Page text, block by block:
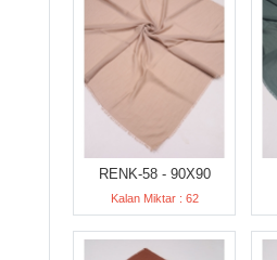
RENK-58 - 90X90
Kalan Miktar : 62